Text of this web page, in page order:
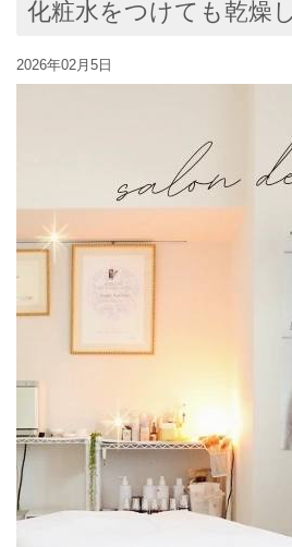
化粧水をつけても乾燥
2026年02月5日